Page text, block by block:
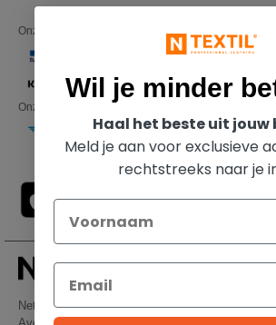
Onze financiële partners
Onze transporteurs
Netenders Belgium SRL
Wil je minder
Haal het beste uit jouw
Meld je aan voor exclusieve
rechtstreeks naar je